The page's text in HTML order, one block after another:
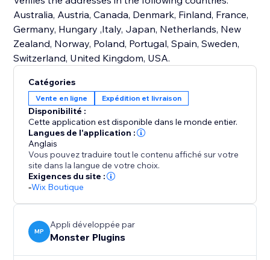
Australia, Austria, Canada, Denmark, Finland, France,
Germany, Hungary ,Italy, Japan, Netherlands, New
Zealand, Norway, Poland, Portugal, Spain, Sweden,
Switzerland, United Kingdom, USA.
Catégories
Vente en ligne Expédition et livraison
Disponibilité :
Cette application est disponible dans le monde entier.
Langues de l'application :
Anglais
Vous pouvez traduire tout le contenu affiché sur votre
site dans la langue de votre choix.
Exigences du site :
-Wix Boutique
MP
Appli développée par
Monster Plugins